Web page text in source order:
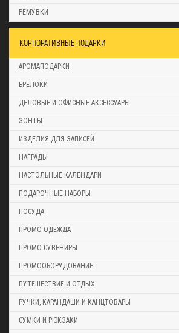
РЕМУВКИ
КОРПОРАТИВНЫЕ ПОДАРКИ
АРОМАПОДАРКИ
БРЕЛОКИ
ДЕЛОВЫЕ И ОФИСНЫЕ АКСЕССУАРЫ
ЗОНТЫ
ИЗДЕЛИЯ ДЛЯ ЗАПИСЕЙ
НАГРАДЫ
НАСТОЛЬНЫЕ КАЛЕНДАРИ
ПОДАРОЧНЫЕ НАБОРЫ
ПОСУДА
ПРОМО-ОДЕЖДА
ПРОМО-СУВЕНИРЫ
ПРОМООБОРУДОВАНИЕ
ПУТЕШЕСТВИЕ И ОТДЫХ
РУЧКИ, КАРАНДАШИ И КАНЦТОВАРЫ
СУМКИ И РЮКЗАКИ